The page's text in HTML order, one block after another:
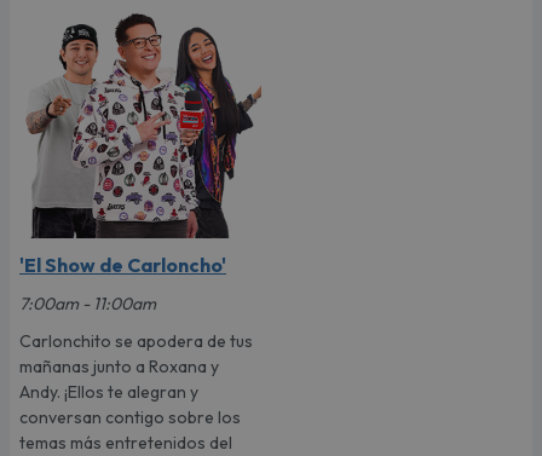
'El Show de Carloncho'
7:00am - 11:00am
Carlonchito se apodera de tus
mañanas junto a Roxana y
Andy. ¡Ellos te alegran y
conversan contigo sobre los
temas más entretenidos del